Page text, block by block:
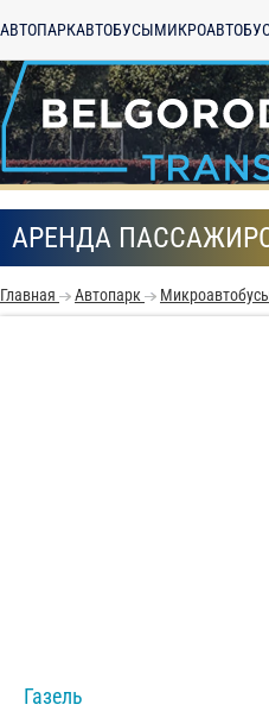
АВТОПАРКАВТОБУСЫ
АРЕНДА
Главная Автопарк
Газель